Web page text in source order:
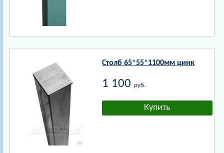
Столб 65*55*1100мм цинк
1 100 руб.